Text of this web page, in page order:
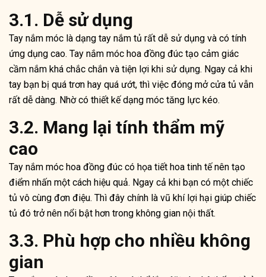
3.1. Dễ sử dụng
Tay nắm móc là dạng tay nắm tủ rất dễ sử dụng và có tính
ứng dụng cao. Tay nắm móc hoa đồng đúc tạo cảm giác
cầm nắm khá chắc chắn và tiện lợi khi sử dụng. Ngay cả khi
tay bạn bị quá trơn hay quá ướt, thì việc đóng mở cửa tủ vẫn
rất dễ dàng. Nhờ có thiết kế dạng móc tăng lực kéo.
3.2. Mang lại tính thẩm mỹ
cao
Tay nắm móc hoa đồng đúc có họa tiết hoa tinh tế nên tạo
điểm nhấn một cách hiệu quả. Ngay cả khi bạn có một chiếc
tủ vô cùng đơn điệu. Thì đây chính là vũ khí lợi hại giúp chiếc
tủ đó trở nên nổi bật hơn trong không gian nội thất.
3.3. Phù hợp cho nhiều không
gian